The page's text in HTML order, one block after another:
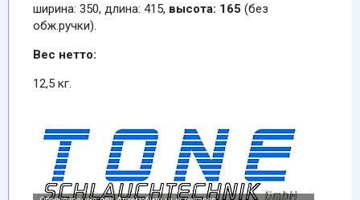
ширина: 350, длина: 415, высота: 165 (без
обж.ручки).
Вес нетто:
12,5 кг.